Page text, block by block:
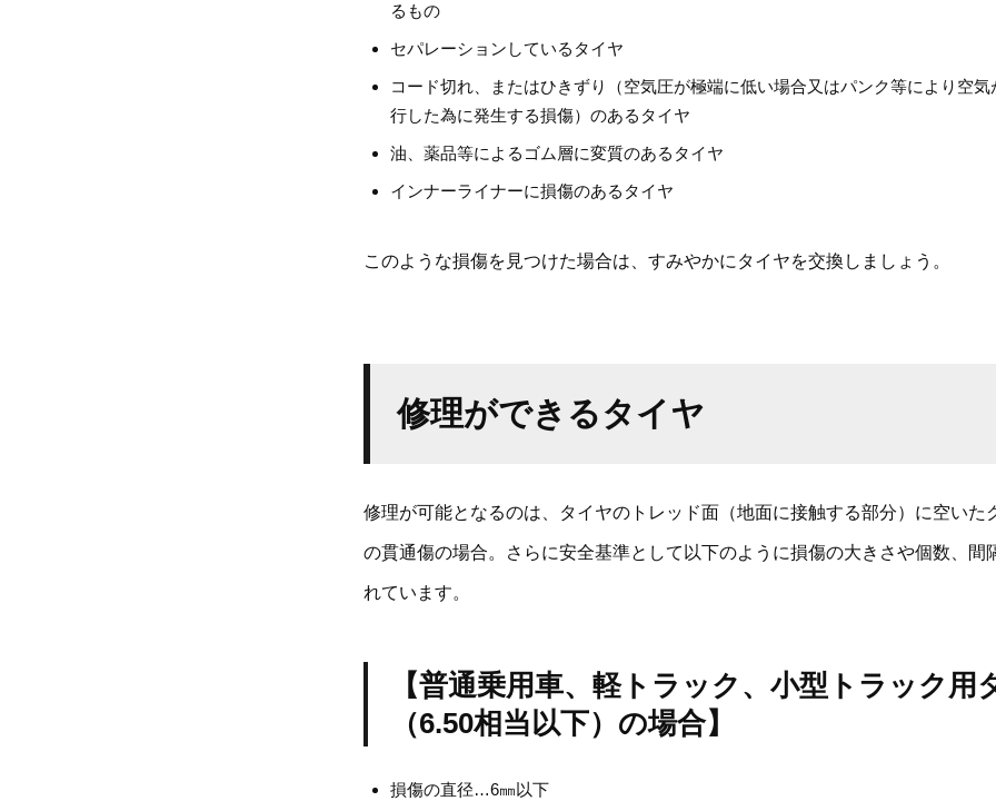
るもの
セパレーションしているタイヤ
コード切れ、またはひきずり（空気圧が極端に低い場合又はパンク等により空気
行した為に発生する損傷）のあるタイヤ
油、薬品等によるゴム層に変質のあるタイヤ
インナーライナーに損傷のあるタイヤ
このような損傷を見つけた場合は、すみやかにタイヤを交換しましょう。
修理ができるタイヤ
修理が可能となるのは、タイヤのトレッド面（地面に接触する部分）に空いた
の貫通傷の場合。さらに安全基準として以下のように損傷の大きさや個数、間
れています。
【普通乗用車、軽トラック、小型トラック用
（6.50相当以下）の場合】
損傷の直径…6㎜以下